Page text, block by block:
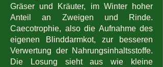
Gräser und Kräuter, im Winter hoher
Anteil an Zweigen und Rinde.
Caecotrophie, also die Aufnahme des
eigenen Blinddarmkot, zur besseren
Verwertung der Nahrungsinhaltsstoffe.
Die Losung sieht aus wie kleine